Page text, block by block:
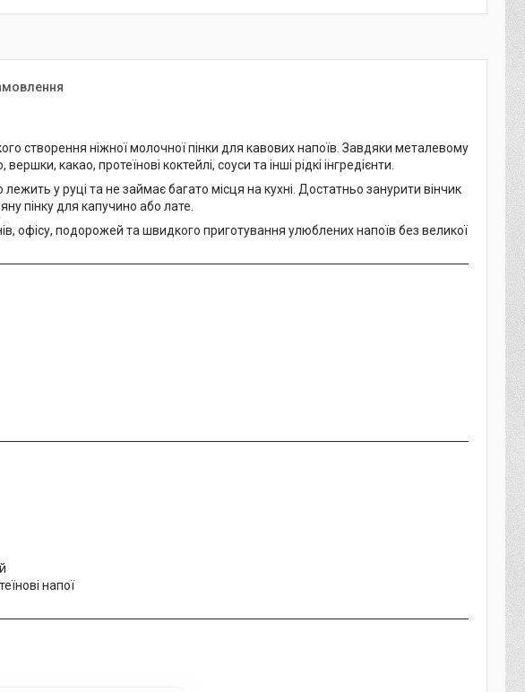
створення ніжної молочної пінки для кавових напоїв. Завдяки металевому
какао, протеїнові коктейлі, соуси та інші рідкі інгредієнти.
у руці та не займає багато місця на кухні. Достатньо занурити вінчик
пінку для капучино або лате.
офісу, подорожей та швидкого приготування улюблених напоїв без великої
напої